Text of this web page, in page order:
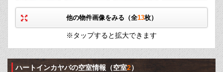
他の物件画像をみる（全13枚）
※タップすると拡大できます
ハートインカヤバの空室情報 （空室2）